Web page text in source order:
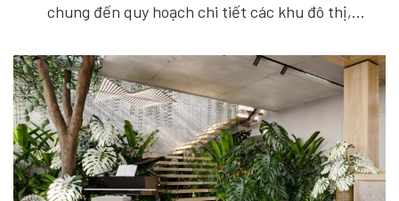
chung đến quy hoạch chi tiết các khu đô thị,
hành theo kế hoạch nhiệm vụ, phối hợp với các
đơn vị chuyên ngành liên quan trong nghiên cứu
phân tích các loại tác động khác nhau như môi
trường, giao thông, địa lý, thủy văn khí hậu và các
vấn đề về xã hội học, quản lý đô thị, đánh giá các
không gian ấn tượng.